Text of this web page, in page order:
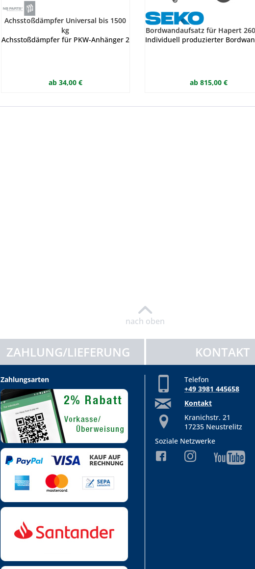
nach oben
ZAHLUNG/LIEFERUNG KONTAKT
Zahlungsarten
Telefon
+49 3981 445658
Kontakt
Kranichstr. 21
17235 Neustrelitz
Soziale Netzwerke